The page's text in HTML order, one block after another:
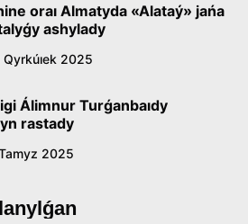
oraı Almatyda «Alataý» jańa
ashylady
2025
Álimnur Turǵanbaıdy
rastady
2025